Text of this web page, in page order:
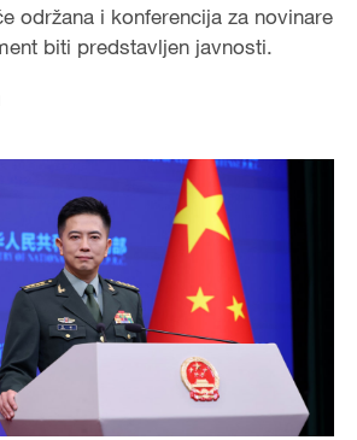
održana i konferencija za novinare
biti predstavljen javnosti.